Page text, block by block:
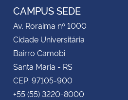
CAMPUS SEDE
Av. Roraima nº 1000
Cidade Universitária
Bairro Camobi
Santa Maria - RS
CEP: 97105-900
+55 (55) 3220-8000